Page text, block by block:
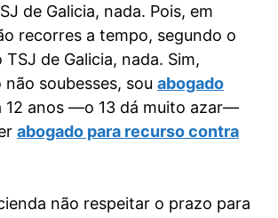
de Galicia, nada. Pois, em
recorres a tempo, segundo o
TSJ de Galicia, nada. Sim,
não soubesses, sou abogado
12 anos —o 13 dá muito azar—
abogado para recurso contra
não respeitar o prazo para